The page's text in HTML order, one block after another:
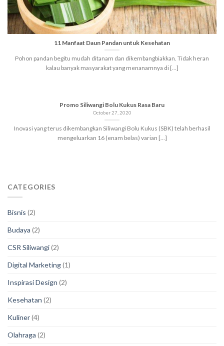
CATEGORIES
Bisnis (2)
Budaya (2)
CSR Siliwangi(2)
Digital Marketing(1)
Inspirasi Design (2)
Kesehatan (2)
Kuliner(4)
Olahraga (2)
11 Manfaat Daun Pandan untuk Kesehatan
Pohon pandan begitu mudah ditanam dan dikembangbiakkan. Tidak heran
kalau banyak masyarakat yang menanamnya di [...]
Promo Siliwangi Bolu Kukus Rasa Baru
October 27, 2020
Inovasi yang terus dikembangkan Siliwangi Bolu Kukus (SBK) telah berhasil
mengeluarkan 16 (enam belas) varian [...]